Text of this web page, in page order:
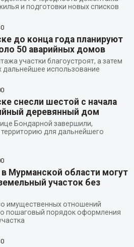
и подготовки новых списков
до конца года планируют
50 аварийных домов
участки благоустроят, а затем
дальнейшее использование
снесли шестой с начала
деревянный дом
Бондарной завершили,
для дальнейшего
Мурманской области могут
участок без
имущественных отношений
пошаговый порядок оформления